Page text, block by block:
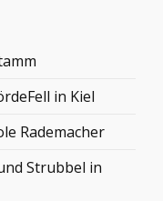
in Kiel
Rademacher
Strubbel in